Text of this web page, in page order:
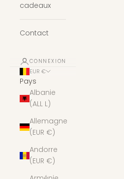
cadeaux
Contact
CONNEXION
EUR €
Pays
Albanie
(ALL L)
Allemagne
(EUR €)
Andorre
(EUR €)